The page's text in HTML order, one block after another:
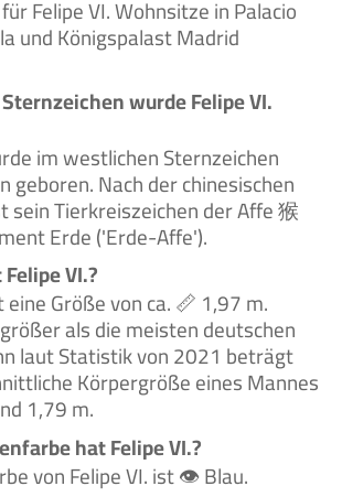
Felipe VI. Wohnsitze in Palacio
und Königspalast Madrid
wurde Felipe VI.
im westlichen Sternzeichen
geboren. Nach der chinesischen
sein Tierkreiszeichen der Affe 猴
Erde ('Erde-Affe').
VI.?
eine Größe von ca. 📏 1,97 m.
als die meisten deutschen
laut Statistik von 2021 beträgt
Körpergröße eines Mannes
1,79 m.
hat Felipe VI.?
von Felipe VI. ist 👁️ Blau.